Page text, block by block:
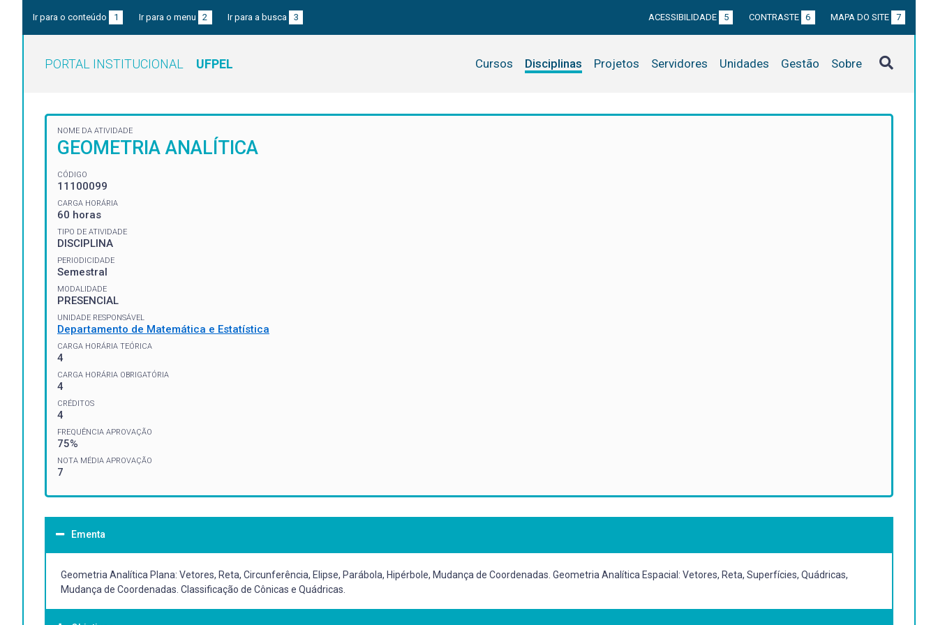
Ir para o conteúdo 1 Ir para o menu 2 Ir para a busca 3 ACESSIBILIDADE 5 CONTRASTE 6 MAPA DO SITE 7
PORTAL INSTITUCIONAL UFPEL Cursos Disciplinas Projetos Servidores Unidades Gestão Sobre
NOME DA ATIVIDADE
GEOMETRIA ANALÍTICA
CÓDIGO
11100099
CARGA HORÁRIA
60 horas
TIPO DE ATIVIDADE
DISCIPLINA
PERIODICIDADE
Semestral
MODALIDADE
PRESENCIAL
UNIDADE RESPONSÁVEL
Departamento de Matemática e Estatística
CARGA HORÁRIA TEÓRICA
4
CARGA HORÁRIA OBRIGATÓRIA
4
CRÉDITOS
4
FREQUÊNCIA APROVAÇÃO
75%
NOTA MÉDIA APROVAÇÃO
7
Ementa
Geometria Analítica Plana: Vetores, Reta, Circunferência, Elipse, Parábola, Hipérbole, Mudança de Coordenadas. Geometria Analítica Espacial: Vetores, Reta, Superfícies, Quádricas,
Mudança de Coordenadas. Classificação de Cônicas e Quádricas.